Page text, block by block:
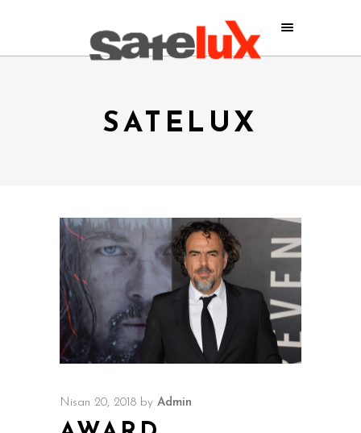
SATELUX
Nisan 20, 2018 by Admin